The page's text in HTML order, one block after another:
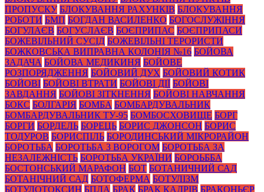
ПРОПУСКУ БЛОКУВАННЯ РАХУНКІВ БЛОКУВАННЯ
РОБОТИ БМП БОГДАН ВАСИЛЕНКО БОГОСЛУЖІННЯ
БОГУЛАЄВ БОГУСЛАЄВ БОЄПРИПАС БОЄПРИПАСИ
БОЖЕВІЛЬНИЙ СУСІД БОЖЕВІЛЬНІ ТЕРОРИСТИ
БОЖКОВСЬКА ВИПРАВНА КОЛОНІЯ №16 БОЙОВА
ЗАДАЧА БОЙОВА МЕДИКИНЯ БОЙОВЕ
РОЗПОРЯДЖЕННЯ БОЙОВИЙ ДУХ БОЙОВИЙ КОТИК
БОЙОВІ БОЙОВІ ВТРАТИ БОЙОВІ ДІЇ БОЙОВІ
ЗАВДАННЯ БОЙОВІ ЗІТКНЕННЯ БОЙОВІ НАВЧАННЯ
БОКС БОЛГАРІЯ БОМБА БОМБАРДУВАЛЬНИК
БОМБАРДУВАЛЬНИК ТУ-95 БОМБОСХОВИЩЕ БОРГ
БОРГИ БОРДЕЛЬ БОРЕЦЬ БОРИС ДЖОНСОН БОРИС
ТОДУРОВ БОРИСПІЛЬ БОРОДИНСЬКИЙ МІКРОРАЙОН
БОРОТЬБА БОРОТЬБА З ВОРОГОМ БОРОТЬБА ЗА
НЕЗАЛЕЖНІСТЬ БОРОТЬБА УКРАЇНИ БОРОЬББА
БОСТОНСЬКИЙ МАРАФОН БОТ БОТАНИЧНИЙ САД
БОТАНІЧНИЙ САД БОТОФЕРМА БОТУЛІЗМ
БОТУЛОТОКСИН БПЛА БРАК БРАК КАДРІВ БРАКОНЬЄР